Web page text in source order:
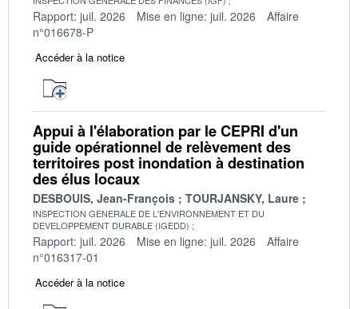
Rapport: juil. 2026 Mise en ligne: juil. 2026
Affaire
n°016678-P
Accéder à la notice
Appui à l'élaboration par le CEPRI d'un
guide opérationnel de relèvement des
territoires post inondation à destination
des élus locaux
DESBOUIS, Jean-François TOURJANSKY, Laure
INSPECTION GENERALE DE L'ENVIRONNEMENT ET DU
DEVELOPPEMENT DURABLE (IGEDD)
Rapport: juil. 2026 Mise en ligne: juil. 2026
Affaire
n°016317-01
Accéder à la notice